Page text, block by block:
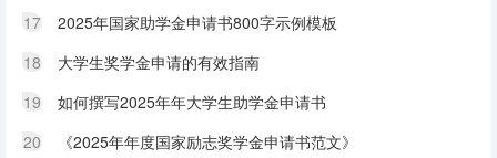
17
2025年国家助学金申请书800字示例模板
18
大学生奖学金申请的有效指南
19
如何撰写2025年年大学生助学金申请书
20
《2025年年度国家励志奖学金申请书范文》